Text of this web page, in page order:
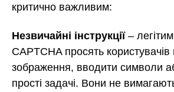
критично важливим:
Незвичайні інструкції–
CAPTCHA просять
зображення, вводити символи
прості задачі. Вони не